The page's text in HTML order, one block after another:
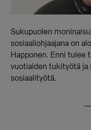
Sukupuolen
sosiaaliohjaajana on
Happonen. Enni tulee
vuotiaiden tukityötä ja
sosiaalityötä.